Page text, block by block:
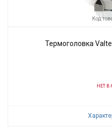
Код
Термоголовка
НЕТ В